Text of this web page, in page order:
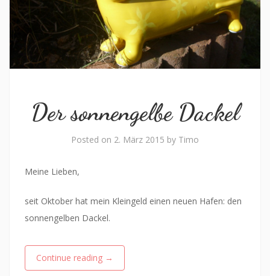
Der sonnengelbe Dackel
Posted on 2. März 2015 by Timo
Meine Lieben,
seit Oktober hat mein Kleingeld einen neuen Hafen: den
sonnengelben Dackel.
Continue reading →